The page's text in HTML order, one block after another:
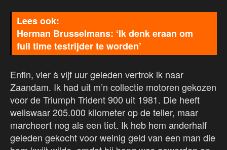
Herman Brusselmans: ‘Ik denk eraan om
full time testrijder te worden’
Enfin, vier à vijf uur geleden vertrok ik naar
Zaandam. Ik had uit m’n collectie motoren gekozen
voor de Triumph Trident 900 uit 1981. Die heeft
weliswaar 205.000 kilometer op de teller, maar
marcheert nog als een tiet. Ik heb hem anderhalf
geleden gekocht voor weinig geld van een man die